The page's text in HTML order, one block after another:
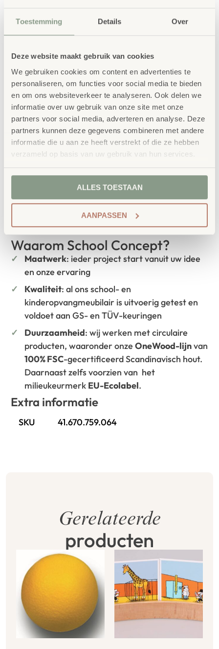
Toestemming Details Over
Deze website maakt gebruik van cookies
We gebruiken cookies om content en advertenties te
personaliseren, om functies voor social media te bieden
en om ons websiteverkeer te analyseren. Ook delen we
informatie over uw gebruik van onze site met onze
partners voor social media, adverteren en analyse. Deze
partners kunnen deze gegevens combineren met andere
informatie die u aan ze heeft verstrekt of die ze hebben
verzameld op basis van uw gebruik van hun services.
ALLES TOESTAAN
AANPASSEN
zichzelf en zijn eerste pogingen tot lopen observeren.
zichzelf en zijn bewegingen in te schatten.
Vertrouwdbestellen bij School
Concept
School Concept is de specialist in
onderwijsmeubilair. Wij geloven dat een
leeromgeving inspireert wanneer deze
aansluit bij de behoeften van kinderen én
Waarom School Concept?
Maatwerk: ieder project start vanuit uw idee
en onze ervaring
Kwaliteit: al ons school- en
kinderopvangmeubilair is uitvoerig getest en
voldoet aan GS- en TÜV-keuringen
Duurzaamheid: wij werken met circulaire
producten, waaronder onzeOneWood-lijnvan
100% FSC-gecertificeerd Scandinavisch hout.
Daarnaast zelfs voorzien van het
milieukeurmerk EU-Ecolabel.
Extra informatie
SKU 41.670.759.064
Gerelateerde
producten